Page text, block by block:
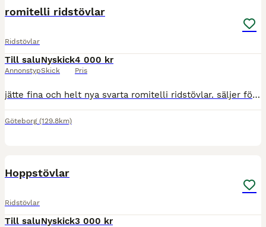
romitelli ridstövlar
Ridstövlar
Till salu
Annonstyp
Nyskick
Skick
4 000 kr
Pris
jätte fina och helt nya svarta romitelli ridstövlar. säljer för att de ej passar. storlek L i vaden och 39 i foten.
Göteborg (129.8km)
Hoppstövlar
Ridstövlar
Till saluNyskick3 000 kr